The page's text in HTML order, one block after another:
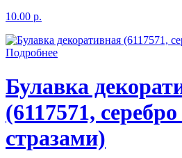
10.00 р.
Подробнее
Булавка
(6117571, серебро
стразами)